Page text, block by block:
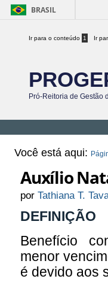
BRASIL
Ir para o conteúdo 1 Ir
Pró-Reitoria de Gestão
Você está aqui:
Auxílio
porTathiana T.
DEFINIÇÃO
Benefício
menor
é devido aos